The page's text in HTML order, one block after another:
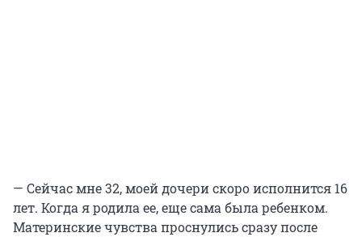
— Сейчас мне 32, моей дочери скоро исполнится 16
лет. Когда я родила ее, еще сама была ребенком.
Материнские чувства проснулись сразу после